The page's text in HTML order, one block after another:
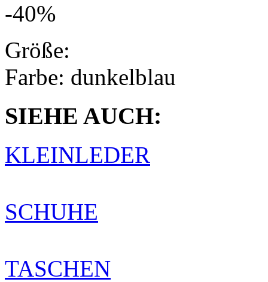
-40%
Größe:
Farbe: dunkelblau
SIEHE AUCH:
KLEINLEDER
SCHUHE
TASCHEN